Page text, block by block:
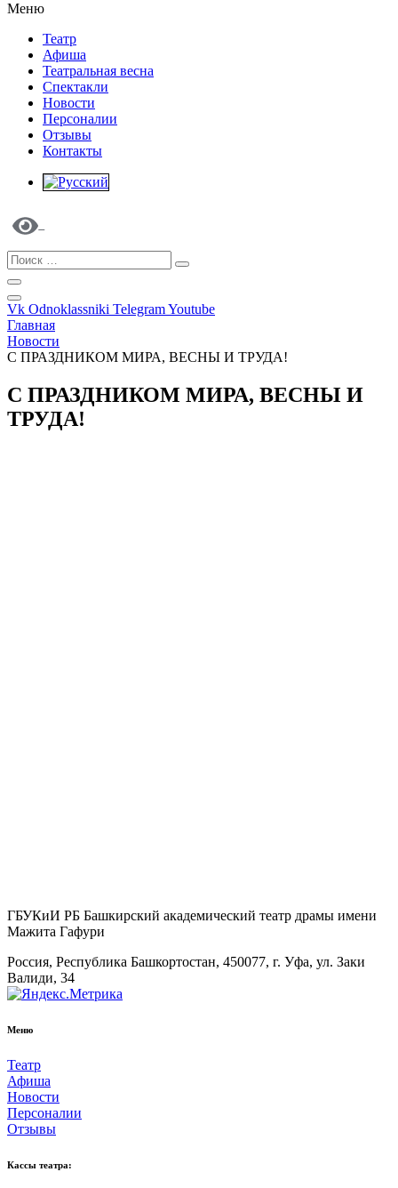
Меню
Театр
Афиша
Театральная весна
Спектакли
Новости
Персоналии
Отзывы
Контакты
Vk Odnoklassniki TelegramYoutube
Главная
Новости
С ПРАЗДНИКОМ МИРА, ВЕСНЫ И ТРУДА!
С ПРАЗДНИКОМ МИРА, ВЕСНЫ И
ТРУДА!
ГБУКиИ РБ Башкирский академический театр драмы имени
Мажита Гафури
Россия, Республика Башкортостан, 450077, г. Уфа, ул. Заки
Валиди, 34
Меню
Театр
Афиша
Новости
Персоналии
Отзывы
Кассы театра: